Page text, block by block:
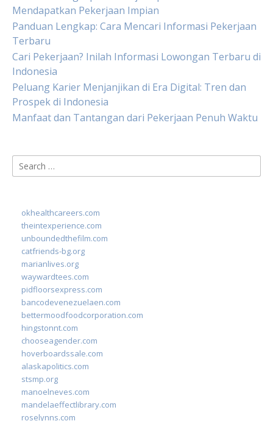
Mendapatkan Pekerjaan Impian
Panduan Lengkap: Cara Mencari Informasi Pekerjaan
Terbaru
Cari Pekerjaan? Inilah Informasi Lowongan Terbaru di
Indonesia
Peluang Karier Menjanjikan di Era Digital: Tren dan
Prospek di Indonesia
Manfaat dan Tantangan dari Pekerjaan Penuh Waktu
Search
for:
okhealthcareers.com
theintexperience.com
unboundedthefilm.com
catfriends-bg.org
marianlives.org
waywardtees.com
pidfloorsexpress.com
bancodevenezuelaen.com
bettermoodfoodcorporation.com
hingstonnt.com
chooseagender.com
hoverboardssale.com
alaskapolitics.com
stsmp.org
manoelneves.com
mandelaeffectlibrary.com
roselynns.com